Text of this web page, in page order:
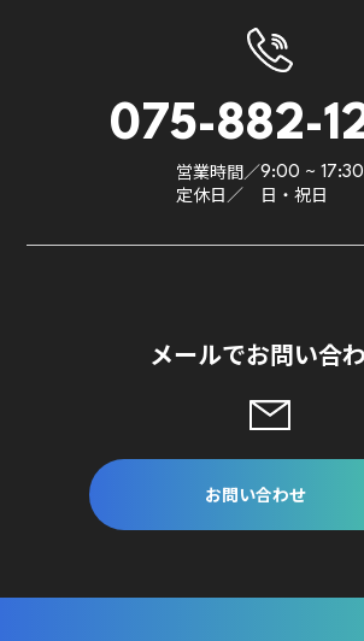
075-882-
営業時間／9:00 ~ 17:30
定休日／ 日・祝日
メールでお問い合
お問い合わせ